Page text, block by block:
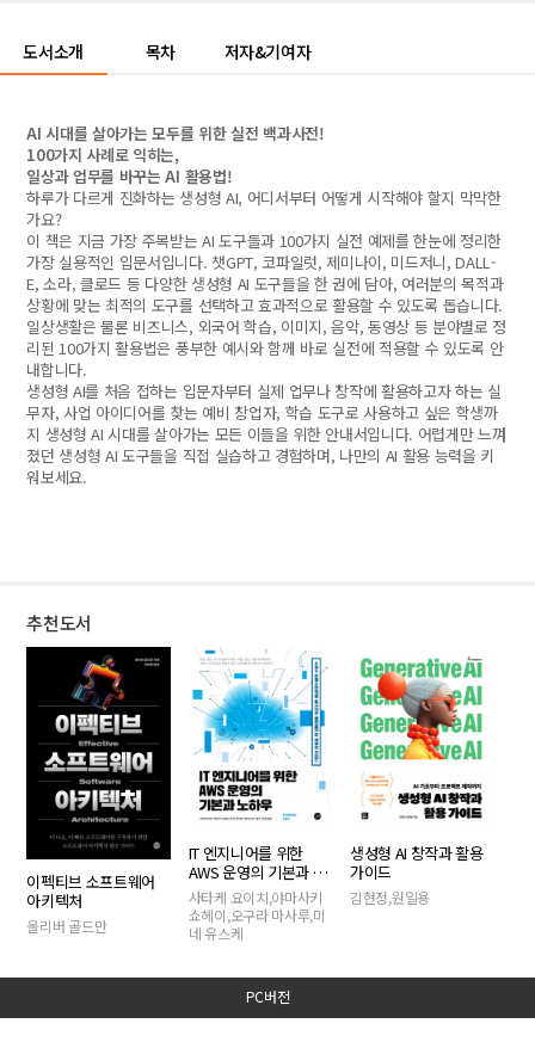
도서소개 목차 저자&기여자
AI 시대를 살아가는 모두를 위한 실전 백과사전!
100가지 사례로 익히는,
일상과 업무를 바꾸는 AI 활용법!
하루가 다르게 진화하는 생성형 AI, 어디서부터 어떻게 시작해야 할지 막막한
가요?
이 책은 지금 가장 주목받는 AI 도구들과 100가지 실전 예제를 한눈에 정리한
가장 실용적인 입문서입니다. 챗GPT, 코파일럿, 제미나이, 미드저니, DALL-
E, 소라, 클로드 등 다양한 생성형 AI 도구들을 한 권에 담아, 여러분의 목적과
상황에 맞는 최적의 도구를 선택하고 효과적으로 활용할 수 있도록 돕습니다.
일상생활은 물론 비즈니스, 외국어 학습, 이미지, 음악, 동영상 등 분야별로 정
리된 100가지 활용법은 풍부한 예시와 함께 바로 실전에 적용할 수 있도록 안
내합니다.
생성형 AI를 처음 접하는 입문자부터 실제 업무나 창작에 활용하고자 하는 실
무자, 사업 아이디어를 찾는 예비 창업자, 학습 도구로 사용하고 싶은 학생까
지 생성형 AI 시대를 살아가는 모든 이들을 위한 안내서입니다. 어렵게만 느껴
졌던 생성형 AI 도구들을 직접 실습하고 경험하며, 나만의 AI 활용 능력을 키
워보세요.
추천도서
이펙티브 소프트웨어
아키텍처
올리버 골드만
IT 엔지니어를 위한
AWS 운영의 기본과 노
하우
사타케 요이치,야마사키
쇼헤이,오구라 마사루,미
네 유스케
생성형 AI 창작과 활용
가이드
김현정,원일용
PC버전